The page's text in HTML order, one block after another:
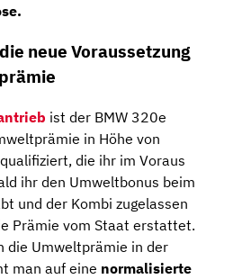
neue Voraussetzung
ist der BMW 320e
in Höhe von
die ihr im Voraus
ihr den Umweltbonus beim
und der Kombi zugelassen
Prämie vom Staat erstattet.
die Umweltprämie in der
man auf eine normalisierte